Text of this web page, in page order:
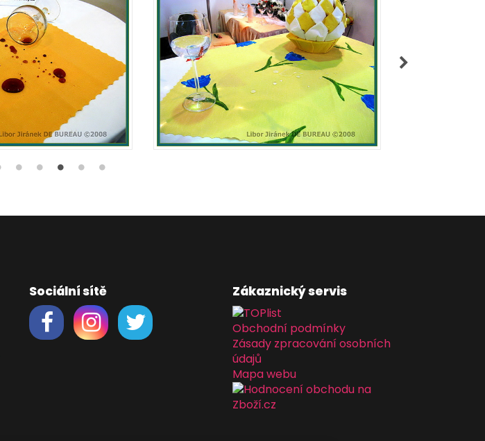
Sociální sítě Zákaznický servis
Obchodní podmínky
Zásady zpracování osobních
údajů
Mapa webu